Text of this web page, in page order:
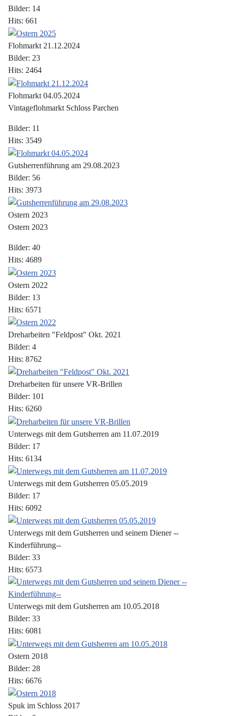
Bilder: 14
Hits: 661
Flohmarkt 21.12.2024
Bilder: 23
Hits: 2464
Flohmarkt 04.05.2024
Vintageflohmarkt Schloss Parchen
Bilder: 11
Hits: 3549
Gutsherrenführung am 29.08.2023
Bilder: 56
Hits: 3973
Ostern 2023
Ostern 2023
Bilder: 40
Hits: 4689
Ostern 2022
Bilder: 13
Hits: 6571
Dreharbeiten "Feldpost" Okt. 2021
Bilder: 4
Hits: 8762
Dreharbeiten für unsere VR-Brillen
Bilder: 101
Hits: 6260
Unterwegs mit dem Gutsherren am 11.07.2019
Bilder: 17
Hits: 6134
Unterwegs mit dem Gutsherren 05.05.2019
Bilder: 17
Hits: 6092
Unterwegs mit dem Gutsherren und seinem Diener --
Kinderführung--
Bilder: 33
Hits: 6573
Unterwegs mit dem Gutsherren am 10.05.2018
Bilder: 33
Hits: 6081
Ostern 2018
Bilder: 28
Hits: 6676
Spuk im Schloss 2017